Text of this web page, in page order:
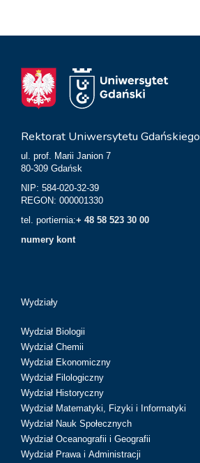
Rektorat Uniwersytetu Gdańskiego
ul. prof. Marii Janion 7
80-309 Gdańsk
NIP: 584-020-32-39
REGON: 000001330
tel. portiernia:+ 48 58 523 30 00
numery kont
Wydziały
Wydział Biologii
Wydział Chemii
Wydział Ekonomiczny
Wydział Filologiczny
Wydział Historyczny
Wydział Matematyki, Fizyki i Informatyki
Wydział Nauk Społecznych
Wydział Oceanografii i Geografii
Wydział Prawa i Administracji